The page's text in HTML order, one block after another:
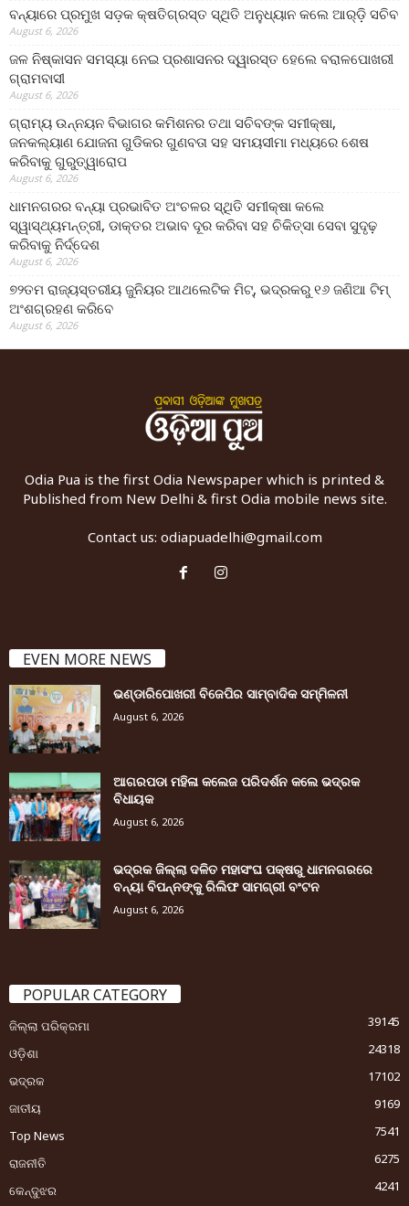
ବନ୍ୟାରେ ପ୍ରମୁଖ ସଡ଼କ କ୍ଷତିଗ୍ରସ୍ତ ସ୍ଥିତି ଅନୁଧ୍ୟାନ କଲେ ଆର୍‌ଡ଼ି ସଚିବ
August 6, 2026
ଜଳ ନିଷ୍କାସନ ସମସ୍ୟା ନେଇ ପ୍ରଶାସନର ଦ୍ୱାରସ୍ତ ହେଲେ ବରାଳପୋଖରୀ
ଗ୍ରାମବାସୀ
August 6, 2026
ଗ୍ରାମ୍ୟ ଉନ୍ନୟନ ବିଭାଗର କମିଶନର ତଥା ସଚିବଙ୍କ ସମୀକ୍ଷା,
ଜନକଲ୍ୟାଣ ଯୋଜନା ଗୁଡିକର ଗୁଣବତା ସହ ସମୟସୀମା ମଧ୍ୟରେ ଶେଷ
କରିବାକୁ ଗୁରୁତ୍ୱାରୋପ
August 6, 2026
ଧାମନଗରର ବନ୍ୟା ପ୍ରଭାବିତ ଅଂଚଳର ସ୍ଥିତି ସମୀକ୍ଷା କଲେ
ସ୍ୱାସ୍ଥ୍ୟମନ୍ତ୍ରୀ, ଡାକ୍ତର ଅଭାବ ଦୂର କରିବା ସହ ଚିକିତ୍ସା ସେବା ସୁଦୃଢ଼
କରିବାକୁ ନିର୍ଦ୍ଦେଶ
August 6, 2026
୭୨ତମ ରାଜ୍ୟସ୍ତରୀୟ ଜୁନିୟର ଆଥଲେଟିକ ମିଟ୍‌, ଭଦ୍ରକରୁ ୧୬ ଜଣିଆ ଟିମ୍
ଅଂଶଗ୍ରହଣ କରିବେ
August 6, 2026
Odia Pua is the first Odia Newspaper which is printed &
Published from New Delhi & first Odia mobile news site.
Contact us: odiapuadelhi@gmail.com
EVEN MORE NEWS
ଭଣ୍ଡାରିପୋଖରୀ ବିଜେପିର ସାମ୍ବାଦିକ ସମ୍ମିଳନୀ
August 6, 2026
ଆଗରପଡା ମହିଳା କଲେଜ ପରିଦର୍ଶନ କଲେ ଭଦ୍ରକ
ବିଧାୟକ
August 6, 2026
ଭଦ୍ରକ ଜିଲ୍ଲା ଦଳିତ ମହାସଂଘ ପକ୍ଷରୁ ଧାମନଗରରେ
ବନ୍ୟା ବିପନ୍ନଙ୍କୁ ରିଲିଫ ସାମଗ୍ରୀ ବଂଟନ
August 6, 2026
POPULAR CATEGORY
ଜିଲ୍ଲା ପରିକ୍ରମା
39145
ଓଡ଼ିଶା
24318
ଭଦ୍ରକ
17102
ଜାତୀୟ
9169
Top News
7541
ରାଜନୀତି
6275
କେନ୍ଦୁଝର
4241